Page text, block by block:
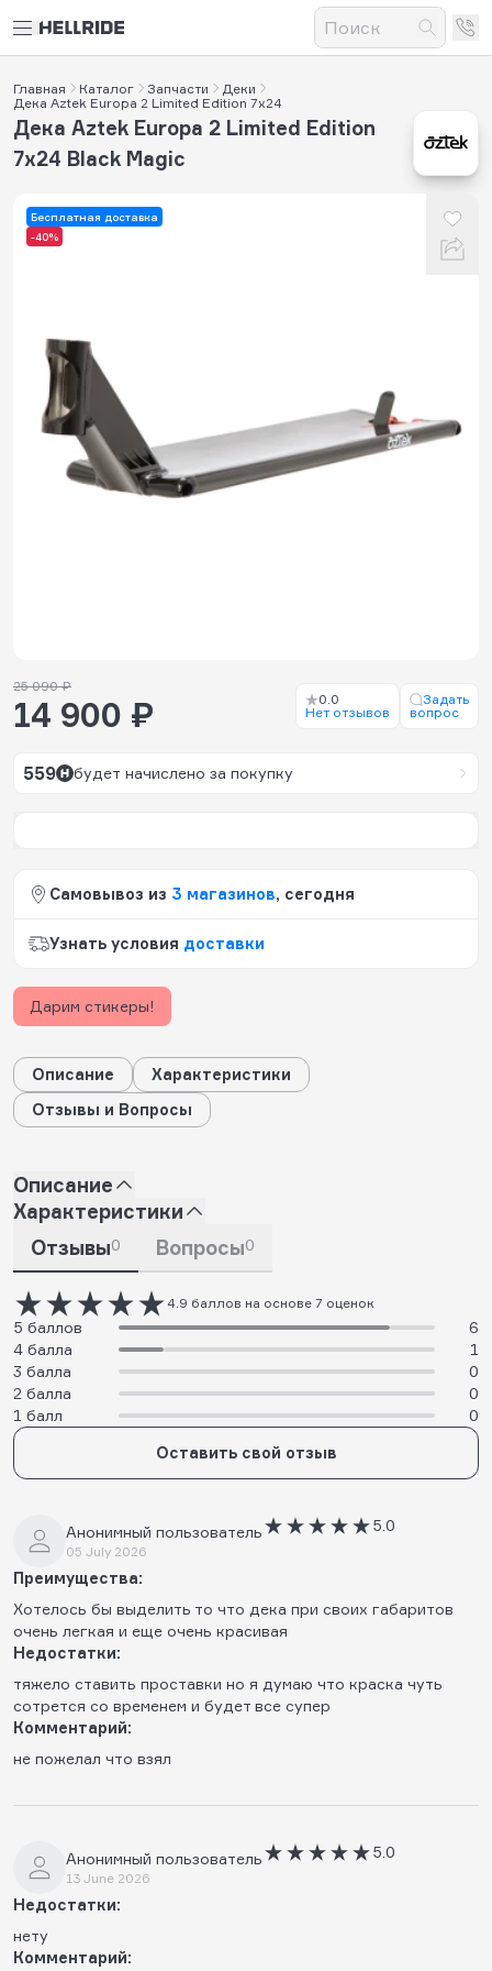
Главная Каталог Запчасти
Деки
Дека Aztek Europa 2 Limited Edition 7x24
Бесплатная доставка
-40%
Дека Aztek Europa 2 Limited Edition
7x24 Black Magic
25 090 ₽
14 900 ₽
0.0
Нет отзывов
Задать
вопрос
559 будет начислено за покупку
Самовывоз из 3 магазинов, сегодня
Узнать условия доставки
Дарим стикеры!
Описание
Характеристики
Отзывы и Вопросы
Описание
Характеристики
Отзывы0 Вопросы0
4.9 баллов на основе 7 оценок
5 баллов
6
4 балла
1
3 балла
0
2 балла
0
1 балл
0
Оставить свой отзыв
Анонимный пользователь
05 July 2026
5.0
Преимущества:
Хотелось бы выделить то что дека при своих габаритов
очень легкая и еще очень красивая
Недостатки:
тяжело ставить проставки но я думаю что краска чуть
сотрется со временем и будет все супер
Комментарий:
не пожелал что взял
Анонимный пользователь
13 June 2026
5.0
Недостатки:
нету
Комментарий: